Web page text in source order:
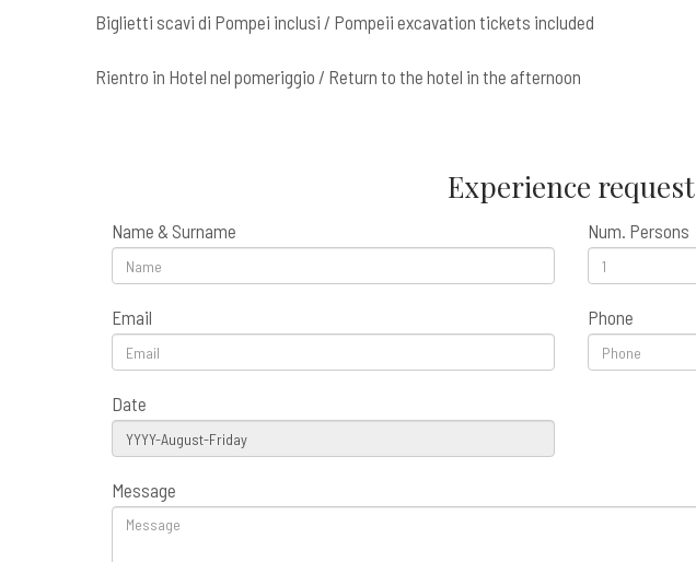
Biglietti scavi di Pompei inclusi / Pompeii excavation tickets included
Rientro in Hotel nel pomeriggio / Return to the hotel in the afternoon
Experience request
Name & Surname Num. Persons
Email Phone
Date
Message